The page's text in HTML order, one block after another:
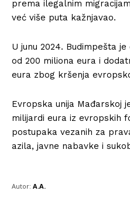
prema ilegalnim
već više puta kažnjavao.
U junu 2024. Budimpešta
od 200 miliona eura i
eura zbog kršenja
Evropska unija Mađarskoj
milijardi eura iz evropskih
postupaka vezanih za
azila, javne nabavke i
Autor: A.A.